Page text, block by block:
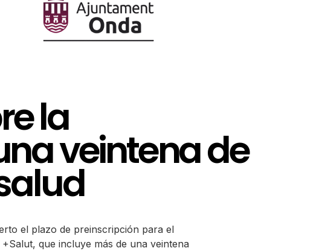
la
veintena de
el plazo de preinscripción para el
que incluye más de una veintena